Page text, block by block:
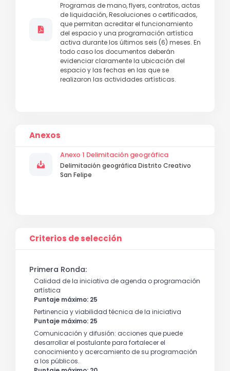
Programas de mano, flyers, contratos, actas
de liquidación, Resoluciones o certificados,
que permitan acreditar el funcionamiento
del espacio y una programación artística
activa durante los últimos seis (6) meses. En
todo caso los documentos deberán
evidenciar claramente la ubicación del
espacio y las fechas en las que se
realizaron las actividades artísticas.
Anexos
Anexo 1 Delimitación geográfica
Delimitación geográfica Distrito Creativo
San Felipe
Criterios de selección
Primera Ronda:
Calidad de la iniciativa de agenda o programación
artística
Puntaje máximo: 25
Pertinencia y viabilidad técnica de la iniciativa
Puntaje máximo: 25
Comunicación y difusión: acciones que puede
desarrollar el postulante para fortalecer el
conocimiento y acercamiento de su programación
a los públicos.